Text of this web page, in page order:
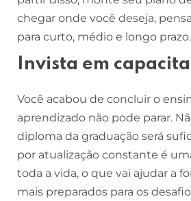
chegar onde você deseja,
para curto, médio e longo prazo.
Invista em
Você acabou de concluir o
aprendizado não pode parar.
diploma da graduação será
por atualização constante é
toda a vida, o que vai ajudar a
mais preparados para os